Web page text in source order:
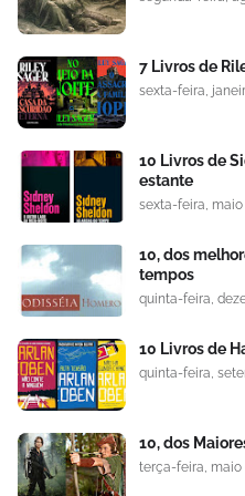
7 Livros de
sexta-feira,
10 Livros de
estante
sexta-feira, maio
10, dos
tempos
quinta-feira,
10 Livros de
quinta-feira,
10, dos
terça-feira, maio